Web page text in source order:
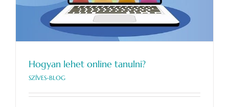
Hogyan lehet online tanulni?
SZÍVES-BLOG